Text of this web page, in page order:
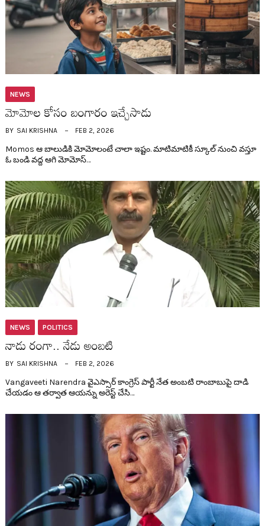
NEWS
మోమోల కోసం బంగారం ఇచ్చేసాడు
BY SAI KRISHNA FEB 2, 2026
Momos ఆ బాలుడికి మోమోలంటే చాలా ఇష్టం. మాటిమాటికీ స్కూల్ నుంచి వ‌స్తూ
ఓ బండి వ‌ద్ద ఆగి మోమోస్…
NEWS POLITICS
నాడు రంగా.. నేడు అంబ‌టి
BY SAI KRISHNA FEB 2, 2026
Vangaveeti Narendra వైఎస్సార్ కాంగ్రెస్ పార్టీ నేత అంబ‌టి రాంబాబుపై దాడి
చేయడం ఆ త‌ర్వాత ఆయ‌న్ను అరెస్ట్ చేసి…